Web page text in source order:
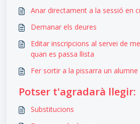
Anar directament a la sessió en
Demanar els deures
Editar inscripcions al servei de
quan es passa llista
Fer sortir a la pissarra un alumne
Potser t'agradarà llegir:
Substitucions